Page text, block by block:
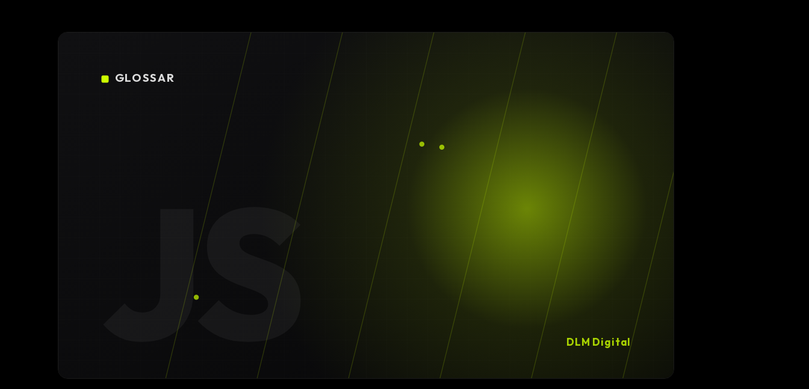
Design
Individuelles UI/UX
High-End Animationen
Individuelle Rechner
Online Marketing
Google Adwords
Start-up-Beratung
AI-Beratung
Digitales Marketing-
Beratung
JS
GLOSSAR
DLM Digital